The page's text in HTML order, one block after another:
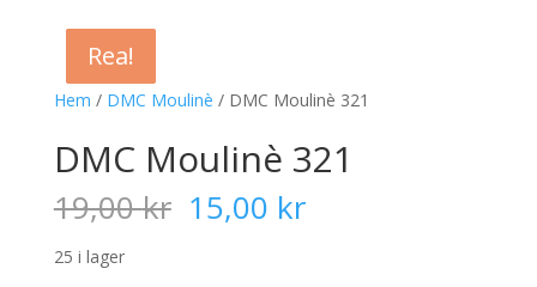
Hem / DMC Moulinè / DMC Moulinè 321
Rea!
DMC Moulinè 321
19,00kr Det
ursprungliga
15,00 krDet
25 i lager
Rea!
Rea!
Rea!